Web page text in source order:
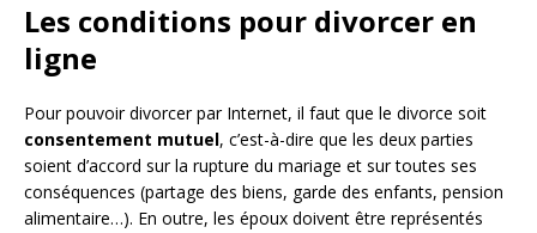
Les conditions pour divorcer en
ligne
Pour pouvoir divorcer par Internet, il faut que le divorce soit
consentement mutuel, c’est-à-dire que les deux parties
soient d’accord sur la rupture du mariage et sur toutes ses
conséquences (partage des biens, garde des enfants, pension
alimentaire…). En outre, les époux doivent être représentés